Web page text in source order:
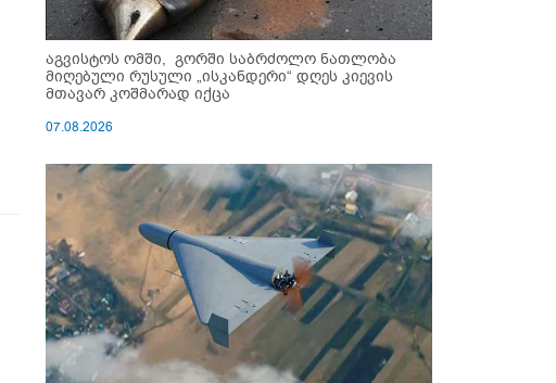
აგვისტოს ომში, გორში საბრძოლო ნათლობა
მიღებული რუსული „ისკანდერი“ დღეს კიევის
მთავარ კოშმარად იქცა
07.08.2026